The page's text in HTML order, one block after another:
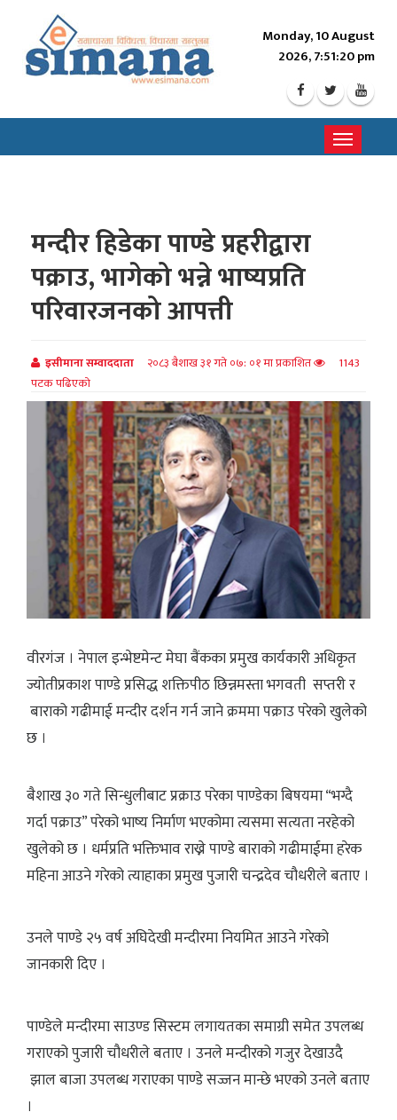
Monday, 10 August
2026, 7:51:22 pm
Toggle
मन्दीर हिडेका पाण्डे प्रहरीद्वारा
पक्राउ, भागेको भन्ने भाष्यप्रति
परिवारजनको आपत्ती
इसीमाना सम्वाददाता २०८३ बैशाख ३१ गते ०७: ०१ मा प्रकाशित
1143
पटक पढिएको
वीरगंज । नेपाल इन्भेष्टमेन्ट मेघा बैंकका प्रमुख कार्यकारी अधिकृत
ज्योतीप्रकाश पाण्डे प्रसिद्ध शक्तिपीठ छिन्नमस्ता भगवती सप्तरी र
बाराको गढीमाई मन्दीर दर्शन गर्न जाने क्रममा पक्राउ परेको खुलेको
छ ।
बैशाख ३० गते सिन्धुलीबाट प्रक्राउ परेका पाण्डेका बिषयमा “भग्दै
गर्दा पक्राउ” परेको भाष्य निर्माण भएकोमा त्यसमा सत्यता नरहेको
खुलेको छ । धर्मप्रति भक्तिभाव राख्ने पाण्डे बाराको गढीमाईमा हरेक
महिना आउने गरेको त्याहाका प्रमुख पुजारी चन्द्रदेव चौधरीले बताए ।
उनले पाण्डे २५ वर्ष अघिदेखी मन्दीरमा नियमित आउने गरेको
जानकारी दिए ।
पाण्डेले मन्दीरमा साउण्ड सिस्टम लगायतका समाग्री समेत उपलब्ध
गराएको पुजारी चौधरीले बताए । उनले मन्दीरको गजुर देखाउदै
झाल बाजा उपलब्ध गराएका पाण्डे सज्जन मान्छे भएको उनले बताए
।